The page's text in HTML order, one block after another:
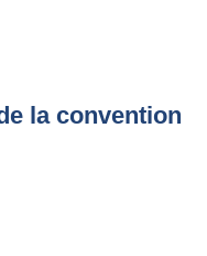
la convention